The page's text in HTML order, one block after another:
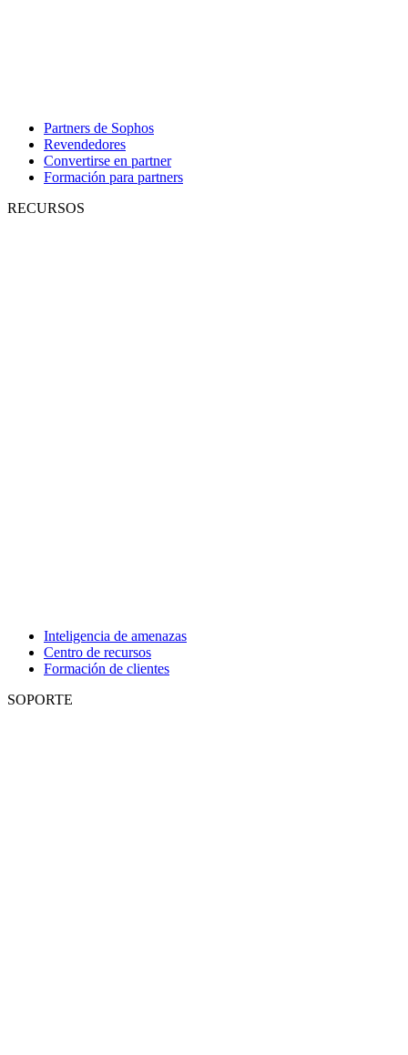
Partners de Sophos
Revendedores
Convertirse en partner
Formación para partners
RECURSOS
Inteligencia de amenazas
Centro de recursos
Formación de clientes
SOPORTE